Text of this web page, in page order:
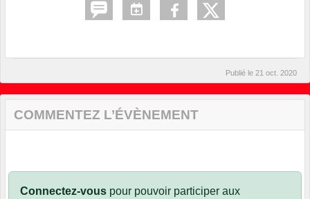
Publié le 21 oct. 2020
COMMENTEZ L’ÉVÈNEMENT
Connectez-vous pour pouvoir participer aux